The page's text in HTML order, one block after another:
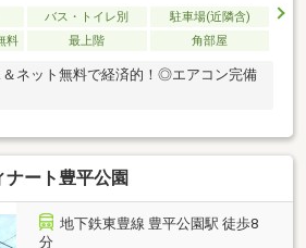
バス・トイレ別
駐車場(近隣含)
料
最上階 角部屋
ネット無料で経済的！◎エアコン完備
ナート豊平公園
地下鉄東豊線 豊平公園駅 徒歩8
分